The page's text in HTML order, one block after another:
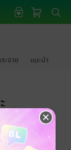
ะจาย แนะนำ
ค่ะ